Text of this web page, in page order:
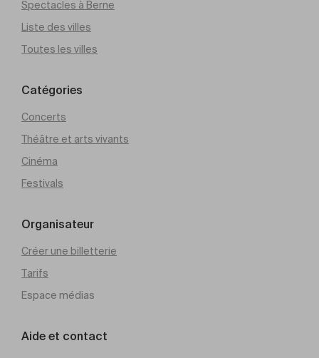
Spectacles à Berne
Liste des villes
Toutes les villes
Catégories
Concerts
Théâtre et arts vivants
Cinéma
Festivals
Organisateur
Créer une billetterie
Tarifs
Espace médias
Aide et contact